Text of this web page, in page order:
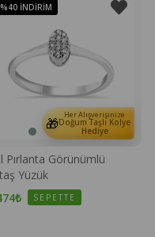
🎁 Her Alışverişinize
Doğum Taşlı Kolye
Hediye
Pırlanta Görünümlü
Yüzük
SEPETTE
%40 İNDIRIM